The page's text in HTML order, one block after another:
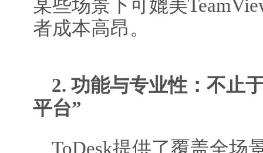
某些场景下可媲美
者成本高昂。
2. 功能与专业性：不止
平台”
ToDesk提供了覆盖全场